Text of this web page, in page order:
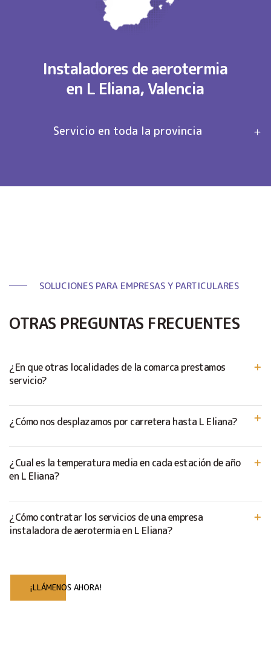
Instaladores de aerotermia
en L Eliana, Valencia
Servicio en toda la provincia
SOLUCIONES PARA EMPRESAS Y PARTICULARES
OTRAS PREGUNTAS FRECUENTES
¿En que otras localidades de la comarca prestamos
servicio?
¿Cómo nos desplazamos por carretera hasta L Eliana?
¿Cual es la temperatura media en cada estación de año
en L Eliana?
¿Cómo contratar los servicios de una empresa
instaladora de aerotermia en L Eliana?
¡LLÁMENOS AHORA!